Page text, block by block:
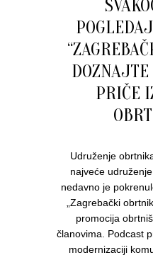
PRIČE
Udruženje
najveće
nedavno je
„Zagrebački
promocija
članovima. Podcast
modernizaciji